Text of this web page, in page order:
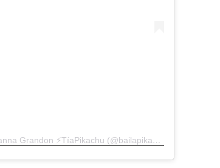
Una publicación compartida por Giovanna Grandon ⚡️TíaPikachu (@bailapikachu.oficial)